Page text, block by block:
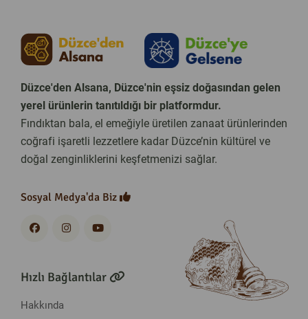
Düzce'den Alsana, Düzce'nin eşsiz doğasından gelen
yerel ürünlerin tanıtıldığı bir platformdur.
Fındıktan bala, el emeğiyle üretilen zanaat ürünlerinden
coğrafi işaretli lezzetlere kadar Düzce’nin kültürel ve
doğal zenginliklerini keşfetmenizi sağlar.
Sosyal Medya'da Biz
Hızlı Bağlantılar
Hakkında